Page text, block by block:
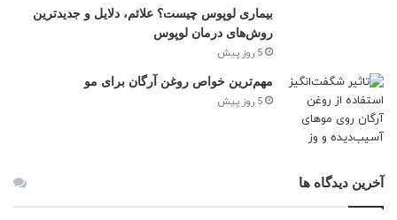
بیماری لوپوس چیست؟ علائم، دلایل و جدیدترین
روش‌های درمان لوپوس
5 روز پیش
مهم‌ترین خواص روغن آرگان برای مو
5 روز پیش
آخرین دیدگاه ها